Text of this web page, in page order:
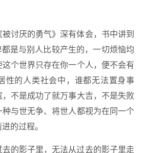
讨厌的勇气》深有体会，书中讲到
是与别人比较产生的，一切烦恼均
个世界只存在你一个人，便不会有
性的人类社会中，谁都无法置身事
不是成功了就万事大吉，不是失败
与世无争、将世人都视为在同一个
的过程。
去的影子里，无法从过去的影子里走